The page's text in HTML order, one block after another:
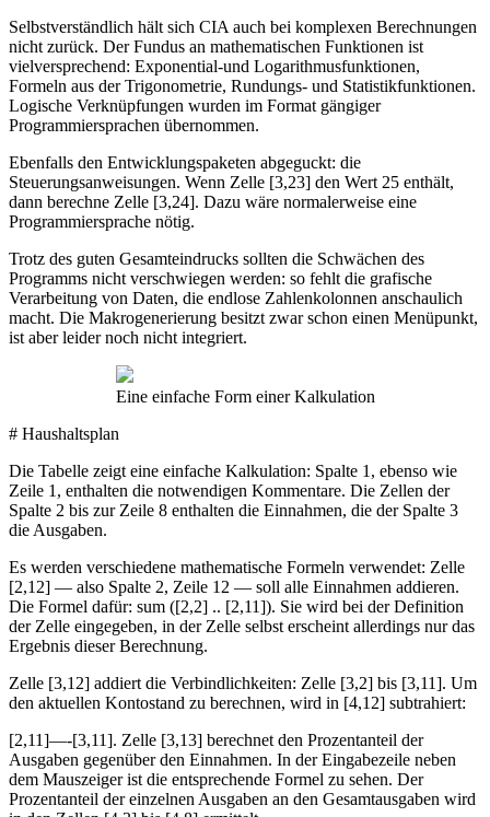
Selbstverständlich hält sich CIA auch bei komplexen Berechnungen
nicht zurück. Der Fundus an mathematischen Funktionen ist
vielversprechend: Exponential-und Logarithmusfunktionen,
Formeln aus der Trigonometrie, Rundungs- und Statistikfunktionen.
Logische Verknüpfungen wurden im Format gängiger
Programmiersprachen übernommen.
Ebenfalls den Entwicklungspaketen abgeguckt: die
Steuerungsanweisungen. Wenn Zelle [3,23] den Wert 25 enthält,
dann berechne Zelle [3,24]. Dazu wäre normalerweise eine
Programmiersprache nötig.
Trotz des guten Gesamteindrucks sollten die Schwächen des
Programms nicht verschwiegen werden: so fehlt die grafische
Verarbeitung von Daten, die endlose Zahlenkolonnen anschaulich
macht. Die Makrogenerierung besitzt zwar schon einen Menüpunkt,
ist aber leider noch nicht integriert.
Eine einfache Form einer Kalkulation
# Haushaltsplan
Die Tabelle zeigt eine einfache Kalkulation: Spalte 1, ebenso wie
Zeile 1, enthalten die notwendigen Kommentare. Die Zellen der
Spalte 2 bis zur Zeile 8 enthalten die Einnahmen, die der Spalte 3
die Ausgaben.
Es werden verschiedene mathematische Formeln verwendet: Zelle
[2,12] — also Spalte 2, Zeile 12 — soll alle Einnahmen addieren.
Die Formel dafür: sum ([2,2] .. [2,11]). Sie wird bei der Definition
der Zelle eingegeben, in der Zelle selbst erscheint allerdings nur das
Ergebnis dieser Berechnung.
Zelle [3,12] addiert die Verbindlichkeiten: Zelle [3,2] bis [3,11]. Um
den aktuellen Kontostand zu berechnen, wird in [4,12] subtrahiert:
[2,11]—-[3,11]. Zelle [3,13] berechnet den Prozentanteil der
Ausgaben gegenüber den Einnahmen. In der Eingabezeile neben
dem Mauszeiger ist die entsprechende Formel zu sehen. Der
Prozentanteil der einzelnen Ausgaben an den Gesamtausgaben wird